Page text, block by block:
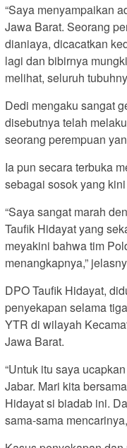
“Saya menyampaikan
Jawa Barat. Seorang
dianiaya, dicacatkan
lagi dan bibirnya
melihat, seluruh
Dedi mengaku sangat
disebutnya telah
seorang perempuan
Ia pun secara terbuka
sebagai sosok yang
“Saya sangat marah
Taufik Hidayat yang
meyakini bahwa tim
menangkapnya,”
DPO Taufik Hidayat,
penyekapan selama
YTR di wilayah
Jawa Barat.
“Untuk itu saya
Jabar. Mari kita
Hidayat si biadab ini.
sama-sama